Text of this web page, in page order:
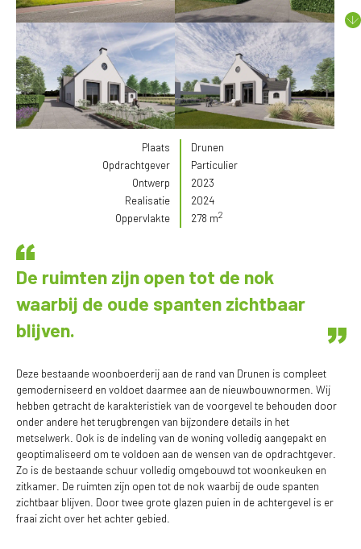
Plaats
Drunen
Opdrachtgever
Particulier
Ontwerp
2023
Realisatie
2024
Oppervlakte
278 m2
De ruimten zijn open tot de nok
waarbij de oude spanten zichtbaar
blijven.
Deze bestaande woonboerderij aan de rand van Drunen is compleet
gemoderniseerd en voldoet daarmee aan de nieuwbouwnormen. Wij
hebben getracht de karakteristiek van de voorgevel te behouden door
onder andere het terugbrengen van bijzondere details in het
metselwerk. Ook is de indeling van de woning volledig aangepakt en
geoptimaliseerd om te voldoen aan de wensen van de opdrachtgever.
Zo is de bestaande schuur volledig omgebouwd tot woonkeuken en
zitkamer. De ruimten zijn open tot de nok waarbij de oude spanten
zichtbaar blijven. Door twee grote glazen puien in de achtergevel is er
fraai zicht over het achter gebied.